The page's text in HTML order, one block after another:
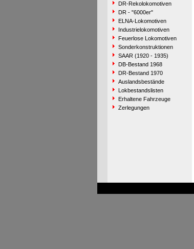
DR-Rekolokomotiven
DR - "6000er"
ELNA-Lokomotiven
Industrielokomotiven
Feuerlose Lokomotiven
Sonderkonstruktionen
SAAR (1920 - 1935)
DB-Bestand 1968
DR-Bestand 1970
Auslandsbestände
Lokbestandslisten
Erhaltene Fahrzeuge
Zerlegungen